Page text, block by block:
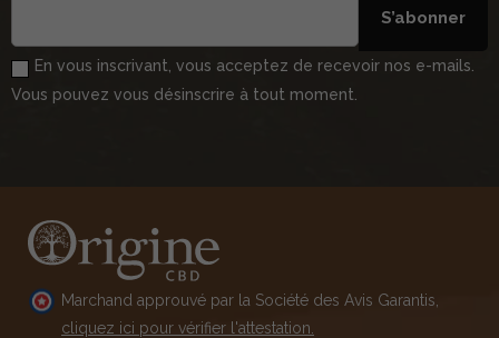
S’abonner
En vous inscrivant, vous acceptez de recevoir nos e-mails.
Vous pouvez vous désinscrire à tout moment.
Marchand approuvé par la Société des Avis Garantis,
cliquez ici pour vérifier l'attestation.